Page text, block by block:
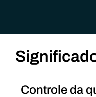
Controle da